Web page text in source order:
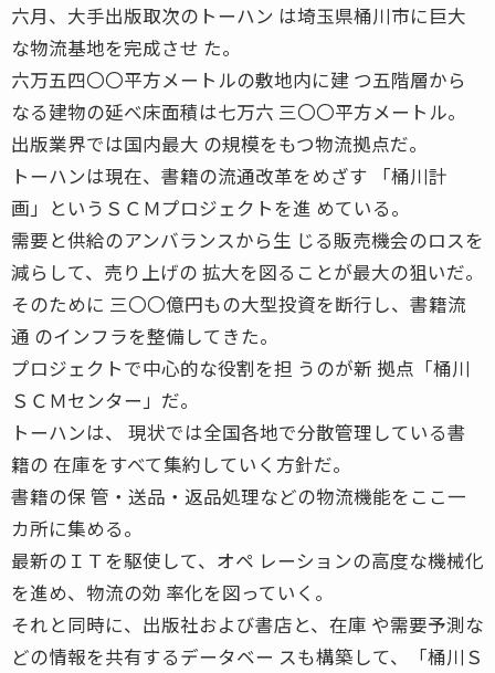
六月、大手出版取次のトーハン は埼玉県桶川市に巨大
な物流基地を完成させ た。
六万五四〇〇平方メートルの敷地内に建 つ五階層から
なる建物の延べ床面積は七万六 三〇〇平方メートル。
出版業界では国内最大 の規模をもつ物流拠点だ。
トーハンは現在、書籍の流通改革をめざす 「桶川計
画」というＳＣＭプロジェクトを進 めている。
需要と供給のアンバランスから生 じる販売機会のロスを
減らして、売り上げの 拡大を図ることが最大の狙いだ。
そのために 三〇〇億円もの大型投資を断行し、書籍流
通 のインフラを整備してきた。
プロジェクトで中心的な役割を担 うのが新 拠点「桶川
ＳＣＭセンター」だ。
トーハンは、 現状では全国各地で分散管理している書
籍の 在庫をすべて集約していく方針だ。
書籍の保 管・送品・返品処理などの物流機能をここ一
カ所に集める。
最新のＩＴを駆使して、オペ レーションの高度な機械化
を進め、物流の効 率化を図っていく。
それと同時に、出版社および書店と、在庫 や需要予測な
どの情報を共有するデータベー スも構築して、「桶川Ｓ